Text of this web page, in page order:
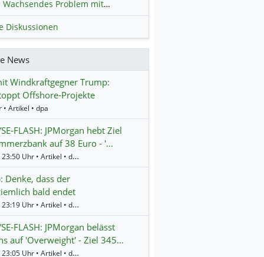
Wachsendes Problem mit kriminellen Kunden im Online-Handel
Diskussionen
News
Windkraftgegner Trump:
Offshore-Projekte
• Artikel • dpa
FLASH: JPMorgan hebt Ziel
auf 38 Euro - '…
Gestern 23:50 Uhr • Artikel • dpa-AFX
Denke, dass der
bald endet
Gestern 23:19 Uhr • Artikel • dpa-AFX
FLASH: JPMorgan belässt
auf 'Overweight' - Ziel 345…
Gestern 23:05 Uhr • Artikel • dpa-AFX